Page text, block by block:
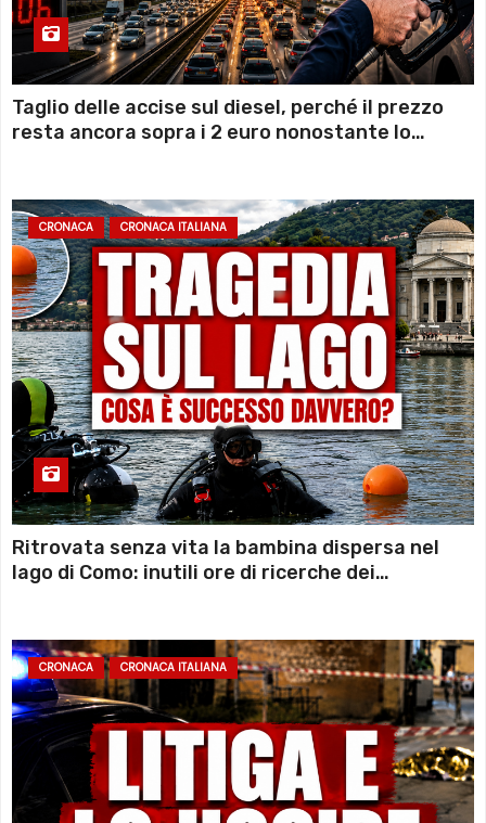
Taglio delle accise sul diesel, perché il prezzo
resta ancora sopra i 2 euro nonostante lo
CRONACA CRONACA ITALIANA
Ritrovata senza vita la bambina dispersa nel
lago di Como: inutili ore di ricerche dei
CRONACA CRONACA ITALIANA